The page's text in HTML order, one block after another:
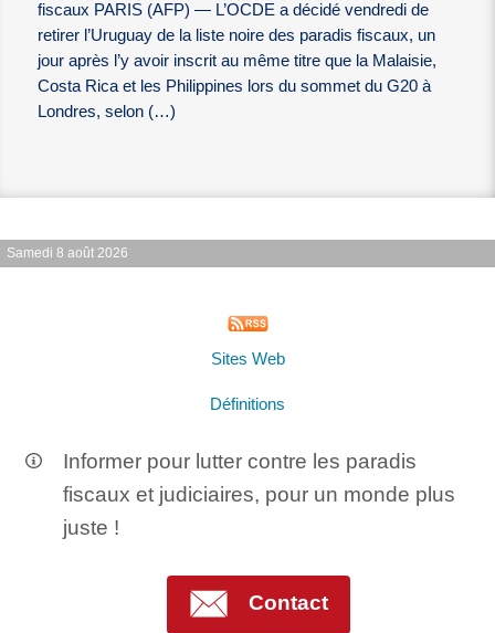
fiscaux PARIS (AFP) — L’OCDE a décidé vendredi de
retirer l’Uruguay de la liste noire des paradis fiscaux, un
jour après l’y avoir inscrit au même titre que la Malaisie,
Costa Rica et les Philippines lors du sommet du G20 à
Londres, selon (…)
Samedi 8 août 2026
Sites Web
Définitions
Informer pour lutter contre les paradis
fiscaux et judiciaires, pour un monde plus
juste !
Contact